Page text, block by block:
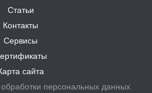
Статьи
Контакты
Сервисы
сайта
персональных данных